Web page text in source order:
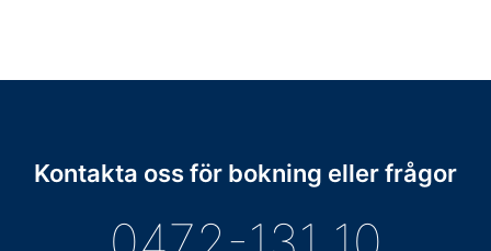
Kontakta oss för bokning eller frågor